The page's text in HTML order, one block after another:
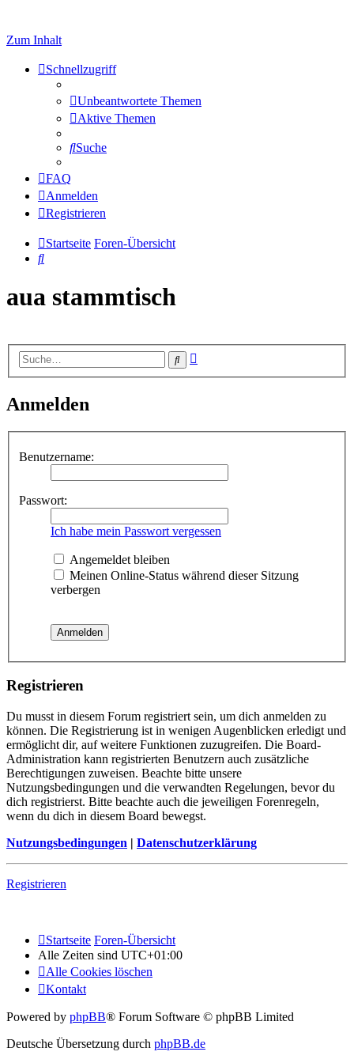
Zum Inhalt
Schnellzugriff
Unbeantwortete Themen
Aktive Themen
Suche
FAQ
Anmelden
Registrieren
Startseite Foren-Übersicht
Suche
aua stammtisch
Suche
Anmelden
Benutzername:
Passwort:
Ich habe mein Passwort vergessen
Angemeldet bleiben
Meinen Online-Status während dieser Sitzung
verbergen
Registrieren
Du musst in diesem Forum registriert sein, um dich anmelden zu
können. Die Registrierung ist in wenigen Augenblicken erledigt und
ermöglicht dir, auf weitere Funktionen zuzugreifen. Die Board-
Administration kann registrierten Benutzern auch zusätzliche
Berechtigungen zuweisen. Beachte bitte unsere
Nutzungsbedingungen und die verwandten Regelungen, bevor du
dich registrierst. Bitte beachte auch die jeweiligen Forenregeln,
wenn du dich in diesem Board bewegst.
Nutzungsbedingungen | Datenschutzerklärung
Registrieren
Startseite Foren-Übersicht
Alle Zeiten sind UTC+01:00
Alle Cookies löschen
Kontakt
Powered by phpBB® Forum Software © phpBB Limited
Deutsche Übersetzung durch phpBB.de